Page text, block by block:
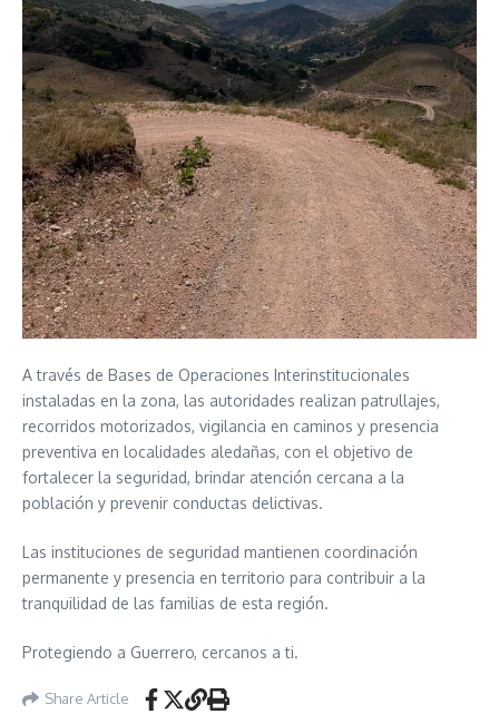
A través de Bases de Operaciones Interinstitucionales
instaladas en la zona, las autoridades realizan patrullajes,
recorridos motorizados, vigilancia en caminos y presencia
preventiva en localidades aledañas, con el objetivo de
fortalecer la seguridad, brindar atención cercana a la
población y prevenir conductas delictivas.
Las instituciones de seguridad mantienen coordinación
permanente y presencia en territorio para contribuir a la
tranquilidad de las familias de esta región.
Protegiendo a Guerrero, cercanos a ti.
Share Article